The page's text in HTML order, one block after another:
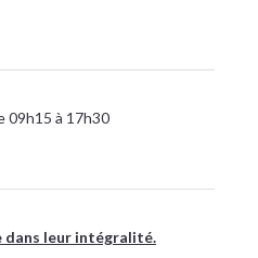
09h15 à 17h30
dans leur intégralité.